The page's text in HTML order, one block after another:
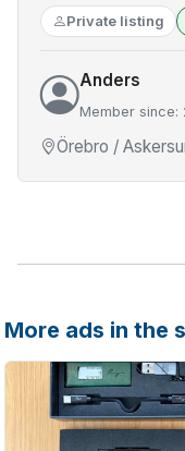
Private listing
Anders
Member since:
Örebro /
More ads in the